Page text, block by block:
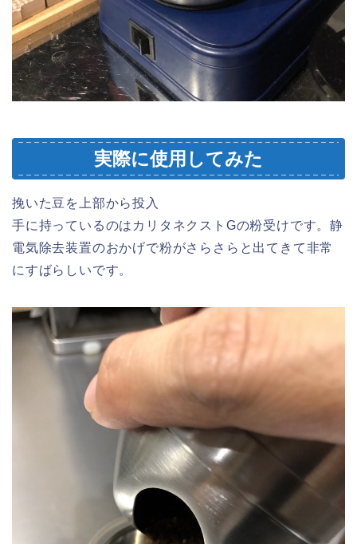
実際に使用してみた
挽いた豆を上部から投入
手に持っているのはカリタネクストGの粉受けです。静
電気除去装置のおかげで粉がさらさらと出てきて非常
にすばらしいです。